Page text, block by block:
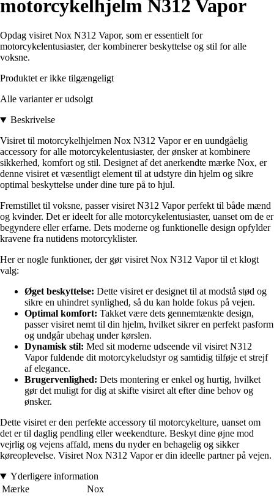
motorcykelhjelm N312 Vapor
Opdag visiret Nox N312 Vapor, som er essentielt for
motorcykelentusiaster, der kombinerer beskyttelse og stil for alle
voksne.
Produktet er ikke tilgængeligt
Alle varianter er udsolgt
Beskrivelse
Visiret til motorcykelhjelmen Nox N312 Vapor er en uundgåelig
accessory for alle motorcykelentusiaster, der ønsker at kombinere
sikkerhed, komfort og stil. Designet af det anerkendte mærke Nox, er
denne visiret et væsentligt element til at udstyre din hjelm og sikre
optimal beskyttelse under dine ture på to hjul.
Fremstillet til voksne, passer visiret N312 Vapor perfekt til både mænd
og kvinder. Det er ideelt for alle motorcykelentusiaster, uanset om de er
begyndere eller erfarne. Dets moderne og funktionelle design opfylder
kravene fra nutidens motorcyklister.
Her er nogle funktioner, der gør visiret Nox N312 Vapor til et klogt
valg:
Øget beskyttelse: Dette visiret er designet til at modstå stød og
sikre en uhindret synlighed, så du kan holde fokus på vejen.
Optimal komfort: Takket være dets gennemtænkte design,
passer visiret nemt til din hjelm, hvilket sikrer en perfekt pasform
og undgår ubehag under kørslen.
Dynamisk stil: Med sit moderne udseende vil visiret N312
Vapor fuldende dit motorcykeludstyr og samtidig tilføje et strejf
af elegance.
Brugervenlighed: Dets montering er enkel og hurtig, hvilket
gør det muligt for dig at skifte visiret alt efter dine behov og
ønsker.
Dette visiret er den perfekte accessory til motorcykelture, uanset om
det er til daglig pendling eller weekendture. Beskyt dine øjne mod
vejrlig og vejens affald, mens du nyder en behagelig og sikker
køreoplevelse. Visiret Nox N312 Vapor er din ideelle partner på vejen.
Yderligere information
Mærke
Nox